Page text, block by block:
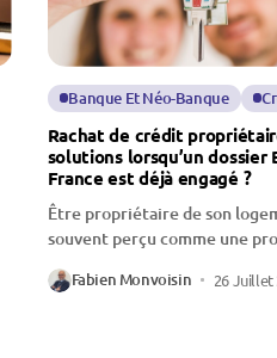
Banque Et Néo-Banque
Rachat de crédit
solutions lorsqu’un dossier
France est déjà engagé ?
Être propriétaire de son
souvent perçu comme une
Fabien Monvoisin 26 Juillet